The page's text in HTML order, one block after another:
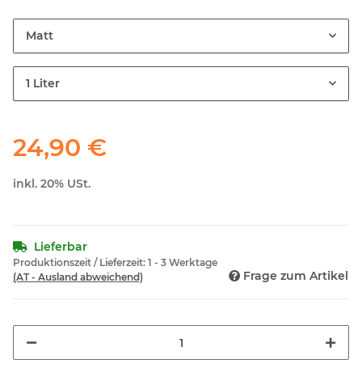
Matt
1 Liter
24,90 €
inkl. 20% USt.
Lieferbar
Produktionszeit / Lieferzeit: 1 - 3 Werktage
(AT - Ausland abweichend)
Frage zum Artikel